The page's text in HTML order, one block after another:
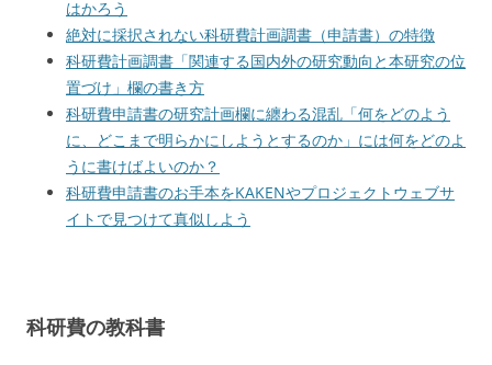
はかろう
絶対に採択されない科研費計画調書（申請書）の特徴
科研費計画調書「関連する国内外の研究動向と本研究の位
置づけ」欄の書き方
科研費申請書の研究計画欄に纏わる混乱「何をどのよう
に、どこまで明らかにしようとするのか」には何をどのよ
うに書けばよいのか？
科研費申請書のお手本をKAKENやプロジェクトウェブサ
イトで見つけて真似しよう
科研費の教科書